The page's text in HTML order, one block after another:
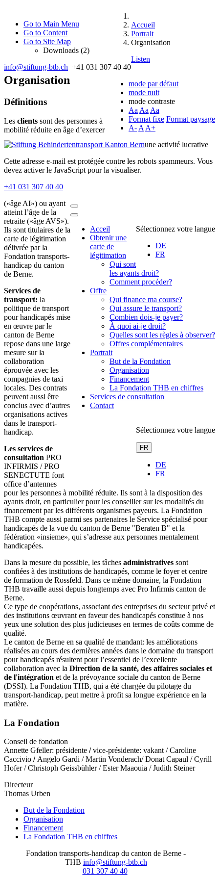
Go to Main Menu
Go to Content
Go to Site Map
Downloads (2)
info@stiftung-btb.ch +41 031 307 40 40
mode par défaut
mode nuit
mode contraste
Aa Aa Aa
Format fixe Format paysage
A- A A+
Cette adresse e-mail est protégée contre les robots spammeurs. Vous
devez activer le JavaScript pour la visualiser.
+41 031 307 40 40
Sélectionnez votre langue
DE
FR
Acceil
Obtenir une
carte de
légitimation
Qui sont
les ayants droit?
Comment procéder?
Offre
Qui finance ma course?
Qui assure le transport?
Combien dois-je payer?
À quoi ai-je droit?
Quelles sont les règles à observer?
Offres complémentaires
Portrait
But de la Fondation
Organisation
Financement
La Fondation THB en chiffres
Services de consultation
Contact
Sélectionnez votre langue
FR
DE
FR
Accueil
Portrait
Organisation
Listen
Organisation
Définitions
Les clients sont des personnes à
mobilité réduite en âge d’exercer
une activité lucrative
(«âge AI») ou ayant
atteint l’âge de la
retraite («âge AVS»).
Ils sont titulaires de la
carte de légitimation
délivrée par la
Fondation transports-
handicap du canton
de Berne.
Services de
transport: la
politique de transport
pour handicapés mise
en œuvre par le
canton de Berne
repose dans une large
mesure sur la
collaboration
éprouvée avec les
compagnies de taxi
locales. Des contrats
peuvent aussi être
conclus avec d’autres
organisations actives
dans le transport-
handicap.
Les services de
consultation PRO
INFIRMIS / PRO
SENECTUTE font
office d’antennes
pour les personnes à mobilité réduite. Ils sont à la disposition des
ayants droit, en particulier pour les conseiller sur les modalités du
financement par les différents organismes payeurs. La Fondation
THB compte aussi parmi ses partenaires le Service spécialisé pour
handicapés de la vue du canton de Berne "Beraten B" et la
fédération «insieme», qui s’adresse aux personnes mentalement
handicapées.
Dans la mesure du possible, les tâches administratives sont
confiées à des institutions de handicapés, comme le foyer et centre
de formation de Rossfeld. Dans ce même domaine, la Fondation
THB travaille aussi depuis longtemps avec Pro Infirmis canton de
Berne.
Ce type de coopérations, associant des entreprises du secteur privé et
des institutions œuvrant en faveur des handicapés constitue à nos
yeux une solution des plus judicieuses en termes de coûts comme de
qualité.
Le canton de Berne en sa qualité de mandant: les améliorations
réalisées au cours des dernières années dans le domaine du transport
pour handicapés résultent pour l’essentiel de l’excellente
collaboration avec la Direction de la santé, des affaires sociales et
de l'intégration et de la prévoyance sociale du canton de Berne
(DSSI). La Fondation THB, qui a été chargée du pilotage du
transport-handicap, peut mettre à profit sa longue expérience en la
matière.
La Fondation
Conseil de fondation
Annette Gfeller: présidente / vice-présidente: vakant / Caroline
Caccivio / Angelo Gardi / Martin Vonderach/ Donat Capaul / Cyrill
Hofer / Christoph Geissbühler / Ester Maaouia / Judith Steiner
Directeur
Thomas Urben
But de la Fondation
Organisation
Financement
La Fondation THB en chiffres
Fondation transports-handicap du canton de Berne -
THB info@stiftung-btb.ch
031 307 40 40